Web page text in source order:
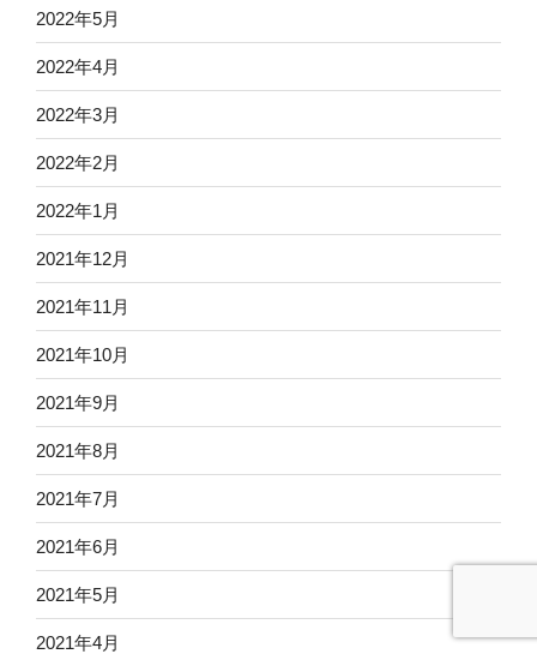
2022年5月
2022年4月
2022年3月
2022年2月
2022年1月
2021年12月
2021年11月
2021年10月
2021年9月
2021年8月
2021年7月
2021年6月
2021年5月
2021年4月